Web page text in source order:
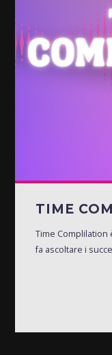
TIME
Time Complilation
fa ascoltare i